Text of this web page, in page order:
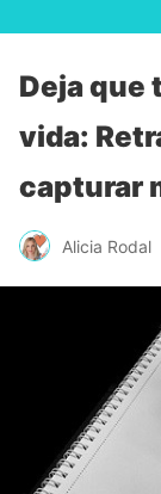
Deja que
vida:
capturar
Alicia Rodal